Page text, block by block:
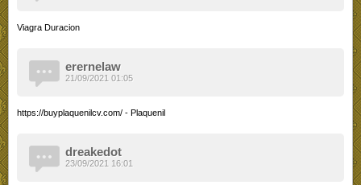
Viagra Duracion
erernelaw
https://buyplaquenilcv.com/ - Plaquenil
21/09/2021 01:05
dreakedot
23/09/2021 16:01